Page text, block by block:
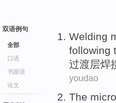
双语例句
全部
口语
书面语
论文
Welding
following
过渡层焊
youdao
The